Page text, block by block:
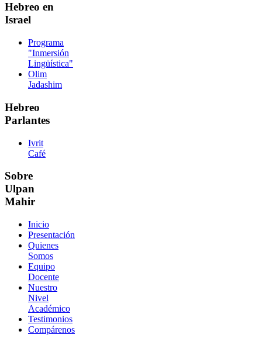
Hebreo en
Israel
Programa
"Inmersión
Lingüística"
Olim
Jadashim
Hebreo
Parlantes
Ivrit
Café
Sobre
Ulpan
Mahir
Inicio
Presentación
Quienes
Somos
Equipo
Docente
Nuestro
Nivel
Académico
Testimonios
Compárenos